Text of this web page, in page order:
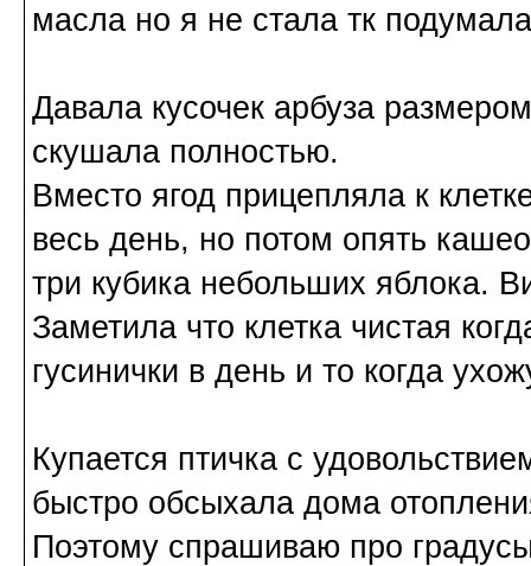
масла но я не стала тк
Давала кусочек арбуза
скушала полностью.
Вместо ягод прицепляла к
весь день, но потом опять
три кубика небольших яблока.
Заметила что клетка чистая
гусинички в день и то когда
Купается птичка с
быстро обсыхала дома
Поэтому спрашиваю про